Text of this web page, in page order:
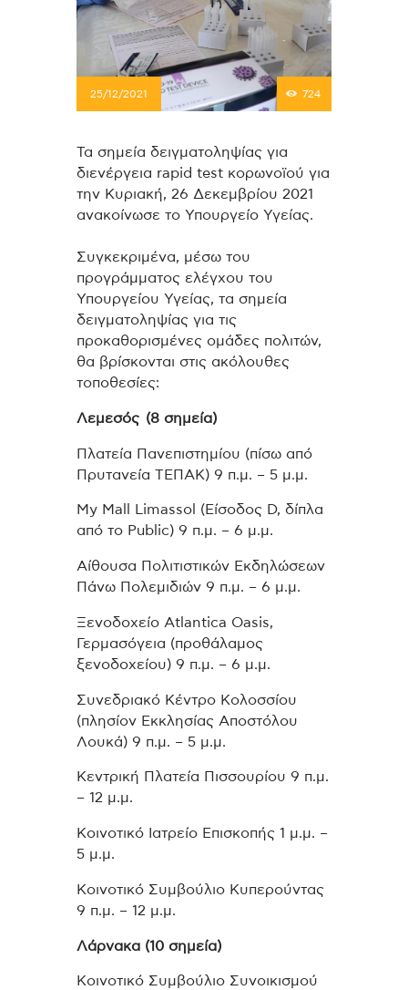
25/12/2021 724
Τα σημεία δειγματοληψίας για
διενέργεια rapid test κορωνοϊού για
την Κυριακή, 26 Δεκεμβρίου 2021
ανακοίνωσε το Υπουργείο Υγείας.
Συγκεκριμένα, μέσω του
προγράμματος ελέγχου του
Υπουργείου Υγείας, τα σημεία
δειγματοληψίας για τις
προκαθορισμένες ομάδες πολιτών,
θα βρίσκονται στις ακόλουθες
τοποθεσίες:
Λεμεσός (8 σημεία)
Πλατεία Πανεπιστημίου (πίσω από
Πρυτανεία ΤΕΠΑΚ) 9 π.μ. – 5 μ.μ.
My Mall Limassol (Είσοδος D, δίπλα
από το Public) 9 π.μ. – 6 μ.μ.
Αίθουσα Πολιτιστικών Εκδηλώσεων
Πάνω Πολεμιδιών 9 π.μ. – 6 μ.μ.
Ξενοδοχείο Atlantica Oasis,
Γερμασόγεια (προθάλαμος
ξενοδοχείου) 9 π.μ. – 6 μ.μ.
Συνεδριακό Κέντρο Κολοσσίου
(πλησίον Εκκλησίας Αποστόλου
Λουκά) 9 π.μ. – 5 μ.μ.
Κεντρική Πλατεία Πισσουρίου 9 π.μ.
– 12 μ.μ.
Κοινοτικό Ιατρείο Επισκοπής 1 μ.μ. –
5 μ.μ.
Κοινοτικό Συμβούλιο Κυπερούντας
9 π.μ. – 12 μ.μ.
Λάρνακα (10 σημεία)
Κοινοτικό Συμβούλιο Συνοικισμού